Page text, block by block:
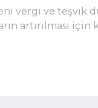
vergi ve teşvik
artırılması için